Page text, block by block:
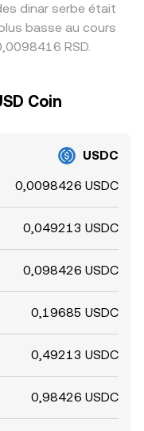
dinar serbe était
basse au cours
RSD.
Coin
USDC
0,0098426 USDC
0,049213 USDC
0,098426 USDC
0,19685 USDC
0,49213 USDC
0,98426 USDC